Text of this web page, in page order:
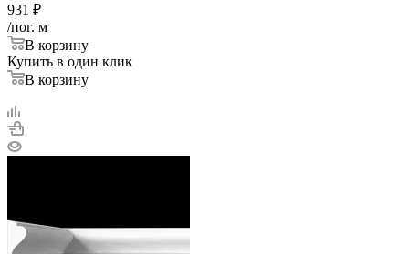
931 ₽
/пог. м
В корзину
Купить в один клик
В корзину